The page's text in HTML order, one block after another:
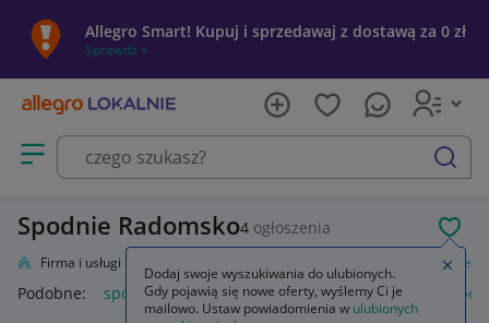
Allegro Smart! Kupuj i sprzedawaj z dostawą za 0 zł
Sprawdź »
Otwórz menu z kategoriami
szukaj
Spodnie Radomsko4 ogłoszenia
Firma i usługi Spodnie
Podobne: spodnie spodnie robocze spodnie męskie
Dodaj swoje wyszukiwania do ulubionych.
Gdy pojawią się nowe oferty, wyślemy Ci je
mailowo. Ustaw powiadomienia w ulubionych